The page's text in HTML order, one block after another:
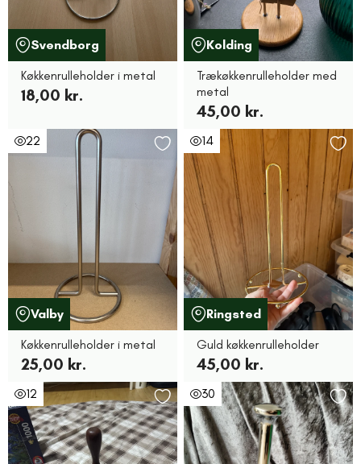
Svendborg
Køkkenrulleholder i metal
18,00 kr.
Kolding
Trækøkkenrulleholder med
metal
45,00 kr.
22
Valby
Køkkenrulleholder i metal
25,00 kr.
14
Ringsted
Guld køkkenrulleholder
45,00 kr.
12 30